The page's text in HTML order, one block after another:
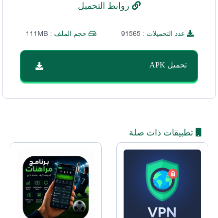
روابط التحميل
عدد التحميلات : 91565 حجم الملف : 111MB
تحميل APK
تطبيقات ذات صلة